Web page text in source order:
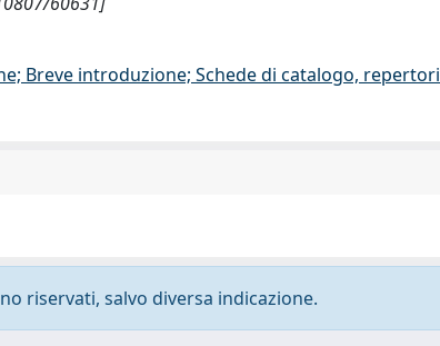
Breve introduzione; Schede di catalogo,
riservati, salvo diversa indicazione.